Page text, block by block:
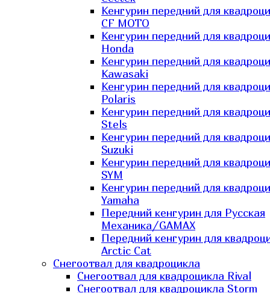
Кенгурин передний для
CF MOTO
Кенгурин передний для
Honda
Кенгурин передний для
Kawasaki
Кенгурин передний для
Polaris
Кенгурин передний для
Stels
Кенгурин передний для
Suzuki
Кенгурин передний для
SYM
Кенгурин передний для
Yamaha
Передний кенгурин для Русская
Механика/GAMAX
Передний кенгурин для
Arctic Cat
Снегоотвал для квадроцикла
Снегоотвал для квадроцикла Rival
Снегоотвал для квадроцикла Storm